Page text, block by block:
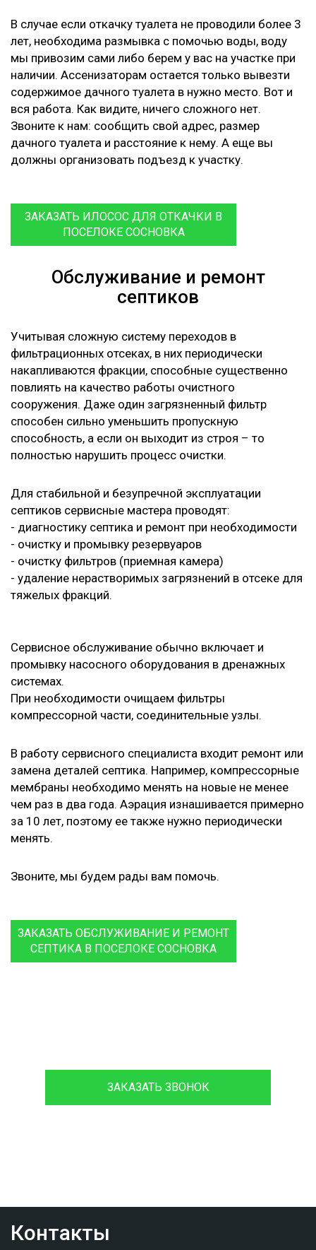
В случае если откачку туалета не проводили более 3
лет, необходима размывка с помочью воды, воду
мы привозим сами либо берем у вас на участке при
наличии. Ассенизаторам остается только вывезти
содержимое дачного туалета в нужно место. Вот и
вся работа. Как видите, ничего сложного нет.
Звоните к нам: сообщить свой адрес, размер
дачного туалета и расстояние к нему. А еще вы
должны организовать подъезд к участку.
ЗАКАЗАТЬ ИЛОСОС ДЛЯ ОТКАЧКИ В
ПОСЕЛОКЕ СОСНОВКА
Обслуживание и ремонт
септиков
Учитывая сложную систему переходов в
фильтрационных отсеках, в них периодически
накапливаются фракции, способные существенно
повлиять на качество работы очистного
сооружения. Даже один загрязненный фильтр
способен сильно уменьшить пропускную
способность, а если он выходит из строя – то
полностью нарушить процесс очистки.
Для стабильной и безупречной эксплуатации
септиков сервисные мастера проводят:
- диагностику септика и ремонт при необходимости
- очистку и промывку резервуаров
- очистку фильтров (приемная камера)
- удаление нерастворимых загрязнений в отсеке для
тяжелых фракций.
Сервисное обслуживание обычно включает и
промывку насосного оборудования в дренажных
системах.
При необходимости очищаем фильтры
компрессорной части, соединительные узлы.
В работу сервисного специалиста входит ремонт или
замена деталей септика. Например, компрессорные
мембраны необходимо менять на новые не менее
чем раз в два года. Аэрация изнашивается примерно
за 10 лет, поэтому ее также нужно периодически
менять.
Звоните, мы будем рады вам помочь.
ЗАКАЗАТЬ ОБСЛУЖИВАНИЕ И РЕМОНТ
СЕПТИКА В ПОСЕЛОКЕ СОСНОВКА
ЗАКАЗАТЬ ЗВОНОК
Контакты